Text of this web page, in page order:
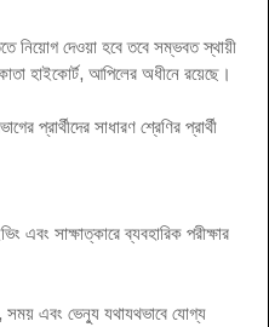
নিয়োগ দেওয়া হবে তবে সম্ভবত স্থায়ী
হাইকোর্ট, আপিলের অধীনে রয়েছে।
প্রার্থীদের সাধারণ শ্রেণির প্রার্থী
এবং সাক্ষাত্কারে ব্যবহারিক পরীক্ষার
সময় এবং ভেন্যু যথাযথভাবে যোগ্য